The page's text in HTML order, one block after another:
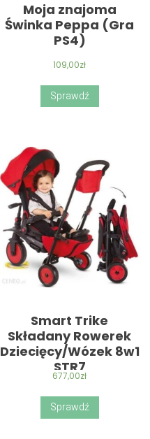
Moja znajoma
Świnka Peppa (Gra
PS4)
109,00zł
Sprawdź
Smart Trike
Składany Rowerek
Dziecięcy/Wózek 8w1
STR7
677,00zł
Sprawdź